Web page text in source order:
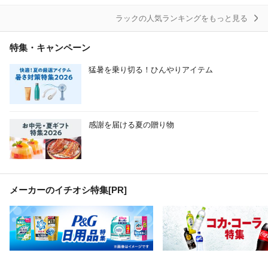
ラックの人気ランキングをもっと見る
特集・キャンペーン
猛暑を乗り切る！ひんやりアイテム
感謝を届ける夏の贈り物
メーカーのイチオシ特集[PR]